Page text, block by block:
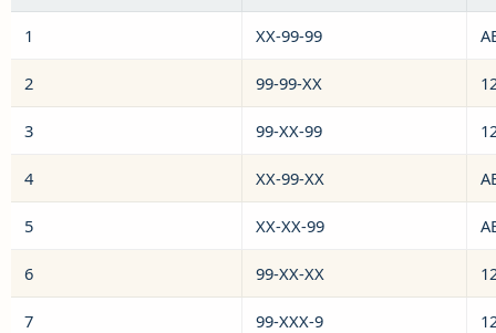
1 XX-99-99
2 99-99-XX
3 99-XX-99
4 XX-99-XX
5 XX-XX-99
6 99-XX-XX
7 99-XXX-9